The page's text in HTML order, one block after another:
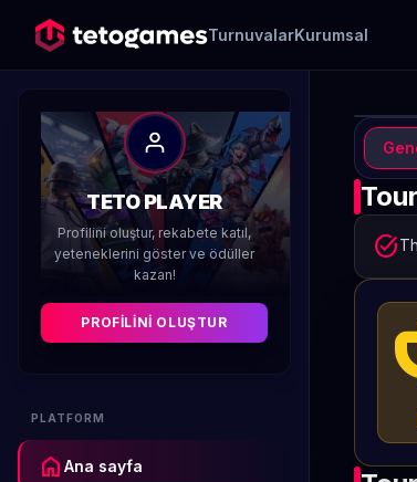
TurnuvalarKurumsal
TETO PLAYER
Profilini oluştur, rekabete katıl,
yeteneklerini göster ve ödüller
kazan!
PROFILINI OLUŞTUR
PLATFORM
home Ana sayfa
task_alt